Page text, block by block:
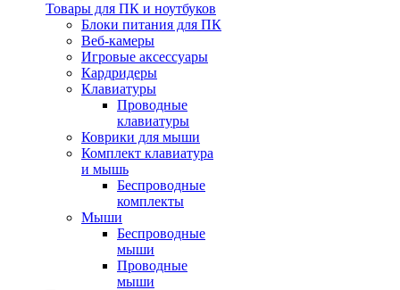
Товары для ПК и ноутбуков
Блоки питания для ПК
Веб-камеры
Игровые аксессуары
Кардридеры
Клавиатуры
Проводные
клавиатуры
Коврики для мыши
Комплект клавиатура
и мышь
Беспроводные
комплекты
Мыши
Беспроводные
мыши
Проводные
мыши